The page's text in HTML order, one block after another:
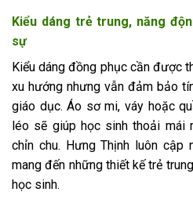
Kiểu dáng trẻ trung, năng
sự
Kiểu dáng đồng phục cần được
xu hướng nhưng vẫn đảm bảo
giáo dục. Áo sơ mi, váy hoặc
léo sẽ giúp học sinh thoải mái
chỉn chu. Hưng Thịnh luôn
mang đến những thiết kế trẻ
học sinh.